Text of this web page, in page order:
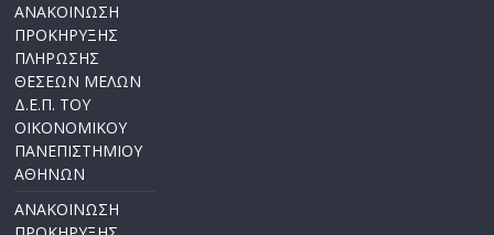
ΑΝΑΚΟΙΝΩΣΗ
ΠΡΟΚΗΡΥΞΗΣ
ΠΛΗΡΩΣΗΣ
ΘΕΣΕΩΝ ΜΕΛΩΝ
Δ.Ε.Π. ΤΟΥ
ΟΙΚΟΝΟΜΙΚΟΥ
ΠΑΝΕΠΙΣΤΗΜΙΟΥ
ΑΘΗΝΩΝ
ΑΝΑΚΟΙΝΩΣΗ